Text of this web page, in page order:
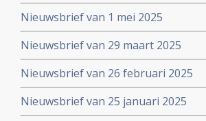
Nieuwsbrief van 1 mei 2025
Nieuwsbrief van 29 maart 2025
Nieuwsbrief van 26 februari 2025
Nieuwsbrief van 25 januari 2025